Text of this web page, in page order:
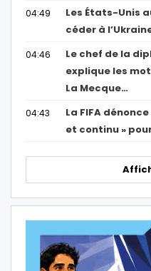
04:49
Les États-Unis
céder à
04:46
Le chef de la
explique les
La Mecque…
04:43
La FIFA
et continu »